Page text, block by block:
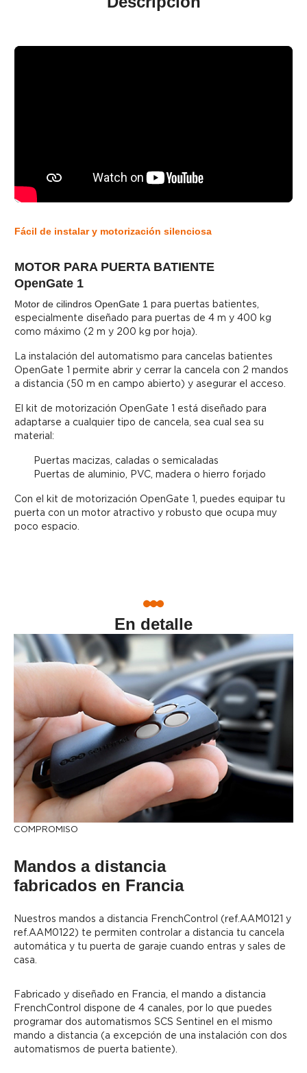
Fácil de instalar y motorización silenciosa
MOTOR PARA PUERTA BATIENTE
OpenGate 1
Motor de cilindros OpenGate 1 para puertas batientes,
especialmente diseñado para puertas de 4 m y 400 kg
como máximo (2 m y 200 kg por hoja).
La instalación del automatismo para cancelas batientes
OpenGate 1 permite abrir y cerrar la cancela con 2 mandos
a distancia (50 m en campo abierto) y asegurar el acceso.
El kit de motorización OpenGate 1 está diseñado para
adaptarse a cualquier tipo de cancela, sea cual sea su
material:
Puertas macizas, caladas o semicaladas
Puertas de aluminio, PVC, madera o hierro forjado
Con el kit de motorización OpenGate 1, puedes equipar tu
puerta con un motor atractivo y robusto que ocupa muy
poco espacio.
En detalle
COMPROMISO
Mandos a distancia
fabricados en Francia
Nuestros mandos a distancia FrenchControl (ref.AAM0121 y
ref.AAM0122) te permiten controlar a distancia tu cancela
automática y tu puerta de garaje cuando entras y sales de
casa.
Fabricado y diseñado en Francia, el mando a distancia
FrenchControl dispone de 4 canales, por lo que puedes
programar dos automatismos SCS Sentinel en el mismo
mando a distancia (a excepción de una instalación con dos
automatismos de puerta batiente).